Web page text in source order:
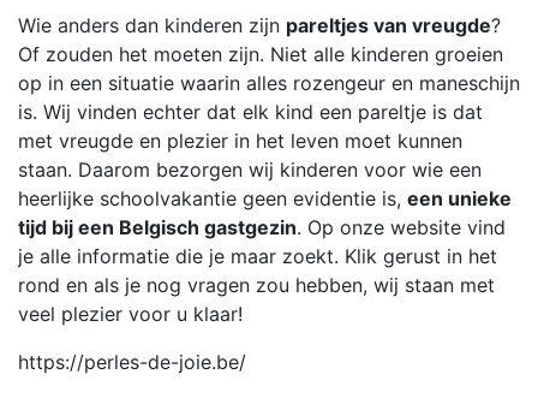
Wie anders dan kinderen zijn pareltjes van vreugde?
Of zouden het moeten zijn. Niet alle kinderen groeien
op in een situatie waarin alles rozengeur en maneschijn
is. Wij vinden echter dat elk kind een pareltje is dat
met vreugde en plezier in het leven moet kunnen
staan. Daarom bezorgen wij kinderen voor wie een
heerlijke schoolvakantie geen evidentie is, een unieke
tijd bij een Belgisch gastgezin. Op onze website vind
je alle informatie die je maar zoekt. Klik gerust in het
rond en als je nog vragen zou hebben, wij staan met
veel plezier voor u klaar!
https://perles-de-joie.be/